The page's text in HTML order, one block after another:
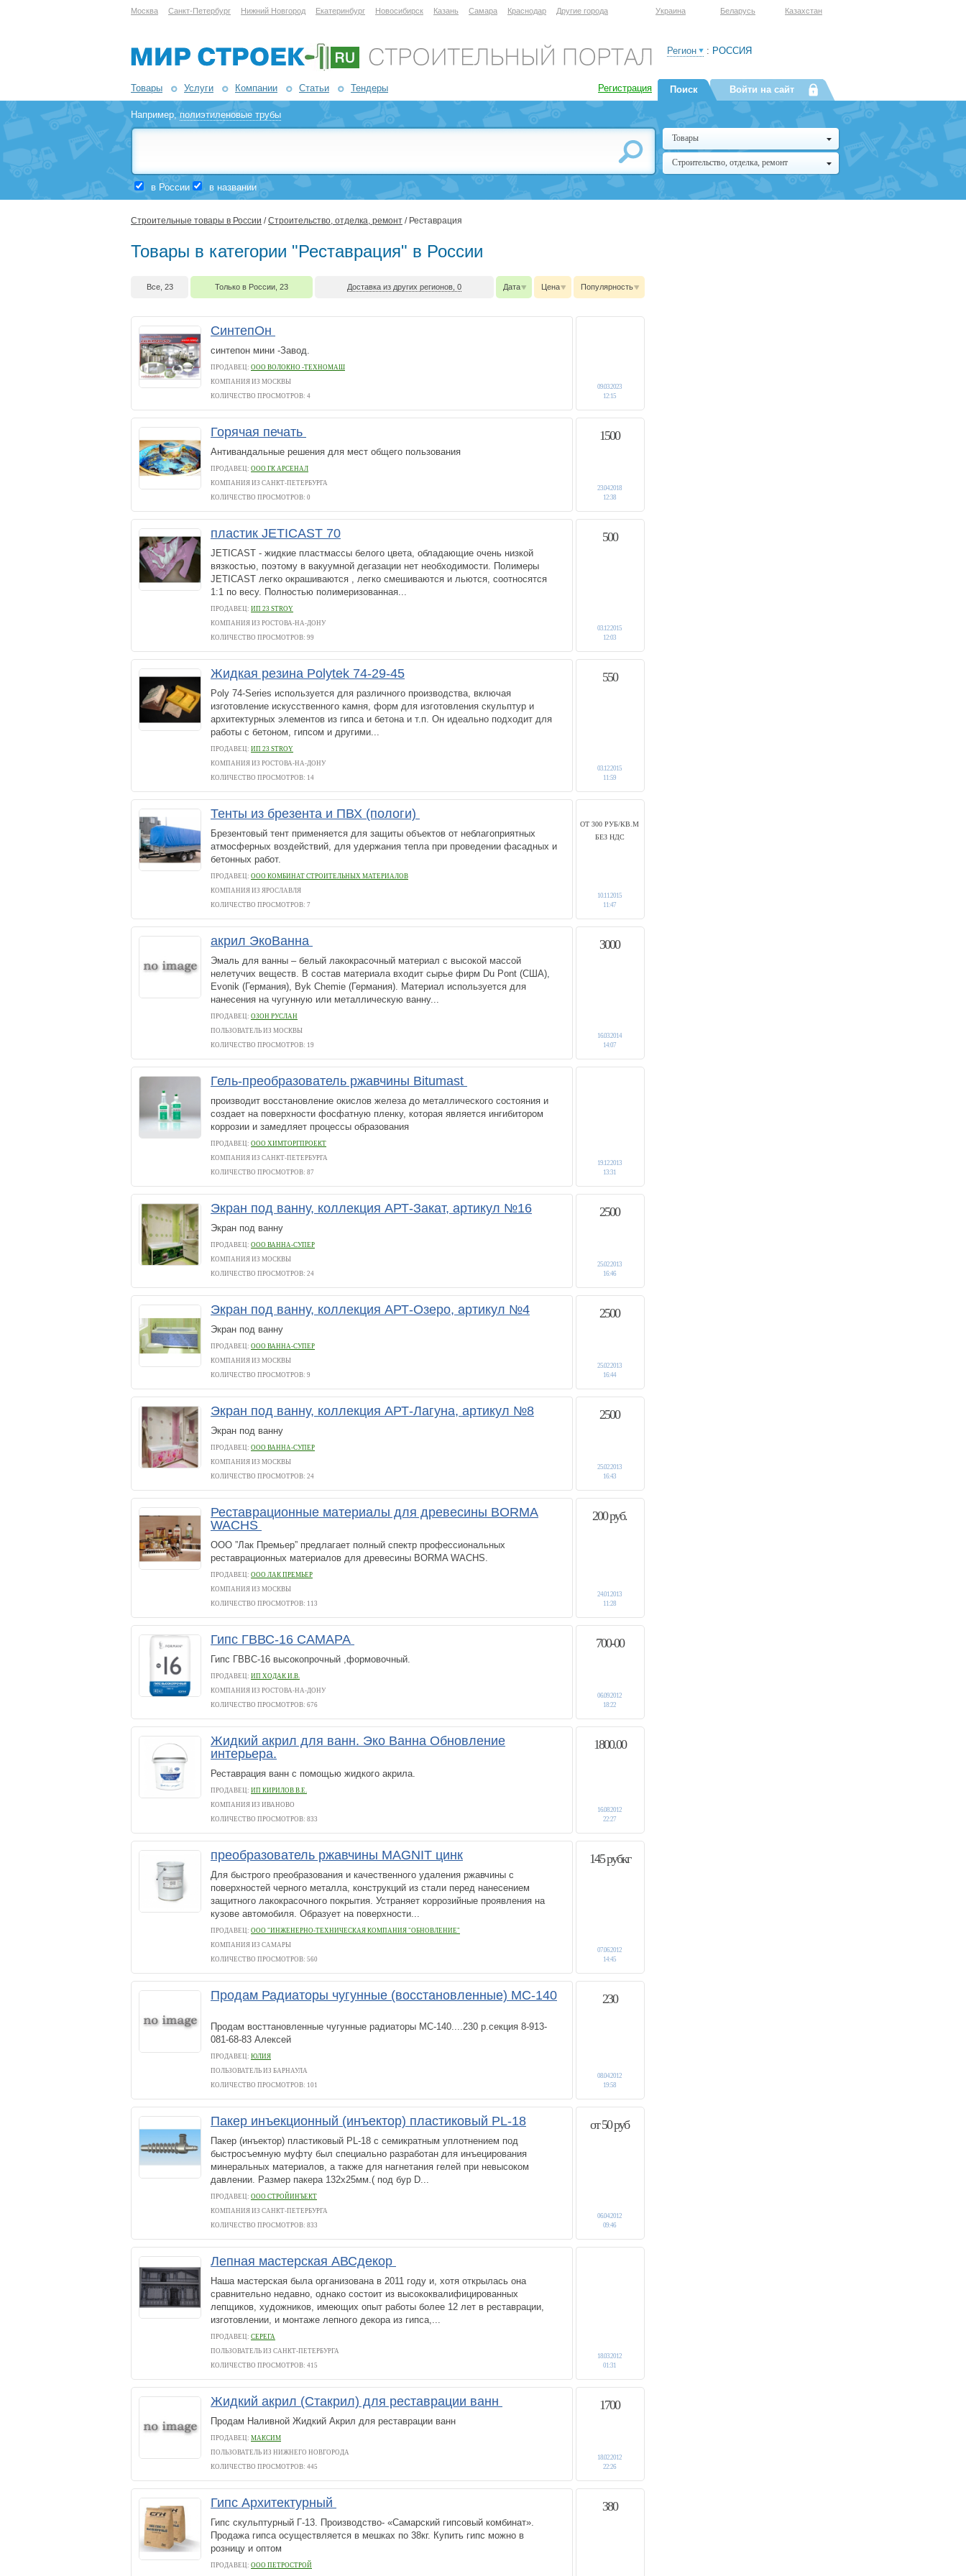
Москва Санкт-Петербург Нижний Новгород Екатеринбург Новосибирск Казань Самара Краснодар Другие города Украина Беларусь Казахстан
Товары Услуги Компании Статьи Тендеры Регистрация
Регион : РОССИЯ
Например,полиэтиленовые трубы
в России в названии
Поиск Войти на сайт
Товары
Строительство, отделка, ремонт
Строительные товары в России /Строительство, отделка, ремонт / Реставрация
Товары в категории "Реставрация" в России
Все, 23 Только в России, 23 Доставка из других регионов, 0 Дата Цена Популярность
СинтепОн
синтепон мини -Завод.
ПРОДАВЕЦ: ООО ВОЛОКНО -ТЕХНОМАШ
КОМПАНИЯ ИЗ МОСКВЫ
КОЛИЧЕСТВО ПРОСМОТРОВ: 4
09.03.2023
12:15
Горячая печать
Антивандальные решения для мест общего пользования
ПРОДАВЕЦ: ООО ГК АРСЕНАЛ
КОМПАНИЯ ИЗ САНКТ-ПЕТЕРБУРГА
КОЛИЧЕСТВО ПРОСМОТРОВ: 0
1500
23.04.2018
12:38
пластик JETICAST 70
JETICAST - жидкие пластмассы белого цвета, обладающие очень низкой
вязкостью, поэтому в вакуумной дегазации нет необходимости. Полимеры
JETICAST легко окрашиваются , легко смешиваются и льются, соотносятся
1:1 по весу. Полностью полимеризованная...
ПРОДАВЕЦ: ИП 23 STROY
КОМПАНИЯ ИЗ РОСТОВА-НА-ДОНУ
КОЛИЧЕСТВО ПРОСМОТРОВ: 99
500
03.12.2015
12:03
Жидкая резина Polytek 74-29-45
Poly 74-Series используется для различного производства, включая
изготовление искусственного камня, форм для изготовления скульптур и
архитектурных элементов из гипса и бетона и т.п. Он идеально подходит для
работы с бетоном, гипсом и другими...
ПРОДАВЕЦ: ИП 23 STROY
КОМПАНИЯ ИЗ РОСТОВА-НА-ДОНУ
КОЛИЧЕСТВО ПРОСМОТРОВ: 14
550
03.12.2015
11:59
Тенты из брезента и ПВХ (пологи)
Брезентовый тент применяется для защиты объектов от неблагоприятных
атмосферных воздействий, для удержания тепла при проведении фасадных и
бетонных работ.
ПРОДАВЕЦ: ООО КОМБИНАТ СТРОИТЕЛЬНЫХ МАТЕРИАЛОВ
КОМПАНИЯ ИЗ ЯРОСЛАВЛЯ
КОЛИЧЕСТВО ПРОСМОТРОВ: 7
ОТ 300 РУБ/КВ.М
БЕЗ НДС
10.11.2015
11:47
акрил ЭкоВанна
Эмаль для ванны – белый лакокрасочный материал с высокой массой
нелетучих веществ. В состав материала входит сырье фирм Du Pont (США),
Evonik (Германия), Byk Chemie (Германия). Материал используется для
нанесения на чугунную или металлическую ванну...
ПРОДАВЕЦ: ОЗОН РУСЛАН
ПОЛЬЗОВАТЕЛЬ ИЗ МОСКВЫ
КОЛИЧЕСТВО ПРОСМОТРОВ: 19
3000
16.03.2014
14:07
Гель-преобразователь ржавчины Bitumast
производит восстановление окислов железа до металлического состояния и
создает на поверхности фосфатную пленку, которая является ингибитором
коррозии и замедляет процессы образования
ПРОДАВЕЦ: ООО ХИМТОРГПРОЕКТ
КОМПАНИЯ ИЗ САНКТ-ПЕТЕРБУРГА
КОЛИЧЕСТВО ПРОСМОТРОВ: 87
19.12.2013
13:31
Экран под ванну, коллекция АРТ-Закат, артикул №16
Экран под ванну
ПРОДАВЕЦ: ООО ВАННА-СУПЕР
КОМПАНИЯ ИЗ МОСКВЫ
КОЛИЧЕСТВО ПРОСМОТРОВ: 24
2500
25.02.2013
16:46
Экран под ванну, коллекция АРТ-Озеро, артикул №4
Экран под ванну
ПРОДАВЕЦ: ООО ВАННА-СУПЕР
КОМПАНИЯ ИЗ МОСКВЫ
КОЛИЧЕСТВО ПРОСМОТРОВ: 9
2500
25.02.2013
16:44
Экран под ванну, коллекция АРТ-Лагуна, артикул №8
Экран под ванну
ПРОДАВЕЦ: ООО ВАННА-СУПЕР
КОМПАНИЯ ИЗ МОСКВЫ
КОЛИЧЕСТВО ПРОСМОТРОВ: 24
2500
25.02.2013
16:43
Реставрационные материалы для древесины BORMA
WACHS
ООО ”Лак Премьер” предлагает полный спектр профессиональных
реставрационных материалов для древесины BORMA WACHS.
ПРОДАВЕЦ: ООО ЛАК ПРЕМЬЕР
КОМПАНИЯ ИЗ МОСКВЫ
КОЛИЧЕСТВО ПРОСМОТРОВ: 113
200 руб.
24.01.2013
11:28
Гипс ГВВС-16 САМАРА
Гипс ГВВС-16 высокопрочный ,формовочный.
ПРОДАВЕЦ: ИП ХОДАК И.В.
КОМПАНИЯ ИЗ РОСТОВА-НА-ДОНУ
КОЛИЧЕСТВО ПРОСМОТРОВ: 676
700-00
06.09.2012
18:22
Жидкий акрил для ванн. Эко Ванна Обновление
интерьера.
Реставрация ванн с помощью жидкого акрила.
ПРОДАВЕЦ: ИП КИРИЛОВ В.Е.
КОМПАНИЯ ИЗ ИВАНОВО
КОЛИЧЕСТВО ПРОСМОТРОВ: 833
1800.00
16.08.2012
22:27
преобразователь ржавчины MAGNIT цинк
Для быстрого преобразования и качественного удаления ржавчины с
поверхностей черного металла, конструкций из стали перед нанесением
защитного лакокрасочного покрытия. Устраняет коррозийные проявления на
кузове автомобиля. Образует на поверхности...
ПРОДАВЕЦ: ООО "ИНЖЕНЕРНО-ТЕХНИЧЕСКАЯ КОМПАНИЯ "ОБНОВЛЕНИЕ"
КОМПАНИЯ ИЗ САМАРЫ
КОЛИЧЕСТВО ПРОСМОТРОВ: 560
145 рубкг
07.06.2012
14:45
Продам Радиаторы чугунные (восстановленные) МС-140
Продам восттановленные чугунные радиаторы МС-140....230 р.секция 8-913-
081-68-83 Алексей
ПРОДАВЕЦ: ЮЛИЯ
ПОЛЬЗОВАТЕЛЬ ИЗ БАРНАУЛА
КОЛИЧЕСТВО ПРОСМОТРОВ: 101
230
08.04.2012
19:58
Пакер инъекционный (инъектор) пластиковый PL-18
Пакер (инъектор) пластиковый PL-18 с семикратным уплотнением под
быстросъемную муфту был специально разработан для инъецирования
минеральных материалов, а также для нагнетания гелей при невысоком
давлении. Размер пакера 132x25мм.( под бур D...
ПРОДАВЕЦ: ООО СТРОЙИНЪЕКТ
КОМПАНИЯ ИЗ САНКТ-ПЕТЕРБУРГА
КОЛИЧЕСТВО ПРОСМОТРОВ: 833
от 50 руб
06.04.2012
09:46
Лепная мастерская АВСдекор
Наша мастерская была организована в 2011 году и, хотя открылась она
сравнительно недавно, однако состоит из высококвалифицированных
лепщиков, художников, имеющих опыт работы более 12 лет в реставрации,
изготовлении, и монтаже лепного декора из гипса,...
ПРОДАВЕЦ: СЕРЕГА
ПОЛЬЗОВАТЕЛЬ ИЗ САНКТ-ПЕТЕРБУРГА
КОЛИЧЕСТВО ПРОСМОТРОВ: 415
18.03.2012
01:31
Жидкий акрил (Стакрил) для реставрации ванн
Продам Наливной Жидкий Акрил для реставрации ванн
ПРОДАВЕЦ: МАКСИМ
ПОЛЬЗОВАТЕЛЬ ИЗ НИЖНЕГО НОВГОРОДА
КОЛИЧЕСТВО ПРОСМОТРОВ: 445
1700
18.02.2012
22:26
Гипс Архитектурный
Гипс скульптурный Г-13. Производство- «Самарский гипсовый комбинат».
Продажа гипса осуществляется в мешках по 38кг. Купить гипс можно в
розницу и оптом
ПРОДАВЕЦ: ООО ПЕТРОСТРОЙ
380